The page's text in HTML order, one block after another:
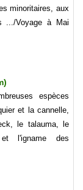
minoritaires, aux
.../Voyage à Mai
espèces
et la cannelle,
le talauma, le
l'igname des